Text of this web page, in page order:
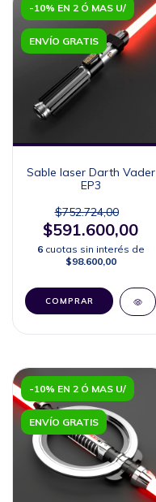
-10% EN 2 Ó MAS U/
ENVÍO GRATIS
Sable laser Darth Vader
EP3
$752.724,00
$591.600,00
6 cuotas sin interés de
$98.600,00
COMPRAR
-10% EN 2 Ó MAS U/
ENVÍO GRATIS